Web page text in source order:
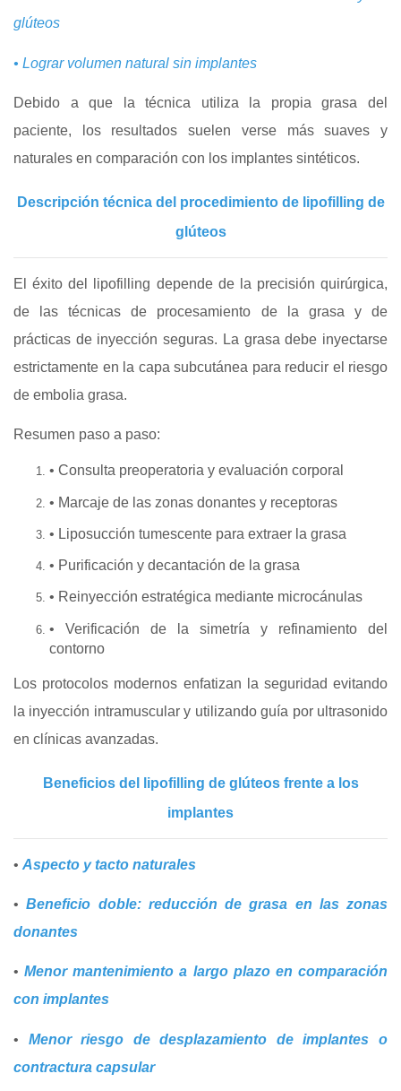
glúteos
• Lograr volumen natural sin implantes
Debido a que la técnica utiliza la propia grasa del
paciente, los resultados suelen verse más suaves y
naturales en comparación con los implantes sintéticos.
Descripción técnica del procedimiento de lipofilling de
glúteos
El éxito del lipofilling depende de la precisión quirúrgica,
de las técnicas de procesamiento de la grasa y de
prácticas de inyección seguras. La grasa debe inyectarse
estrictamente en la capa subcutánea para reducir el riesgo
de embolia grasa.
Resumen paso a paso:
• Consulta preoperatoria y evaluación corporal
• Marcaje de las zonas donantes y receptoras
• Liposucción tumescente para extraer la grasa
• Purificación y decantación de la grasa
• Reinyección estratégica mediante microcánulas
• Verificación de la simetría y refinamiento del
contorno
Los protocolos modernos enfatizan la seguridad evitando
la inyección intramuscular y utilizando guía por ultrasonido
en clínicas avanzadas.
Beneficios del lipofilling de glúteos frente a los
implantes
• Aspecto y tacto naturales
•Beneficio doble: reducción de grasa en las zonas
donantes
•Menor mantenimiento a largo plazo en comparación
con implantes
• Menor riesgo de desplazamiento de implantes o
contractura capsular